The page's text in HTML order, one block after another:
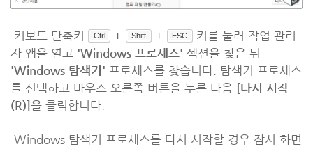
키보드 단축키 Ctrl + Shift + ESC
키를 눌러 작업 관리
자 앱을 열고 'Windows 프로세스' 섹션을 찾은 뒤
'Windows 탐색기' 프로세스를 찾습니다. 탐색기 프로세스
를 선택하고 마우스 오른쪽 버튼을 누른 다음 [다시 시작
(R)]을 클릭합니다.
Windows 탐색기 프로세스를 다시 시작할 경우 잠시 화면